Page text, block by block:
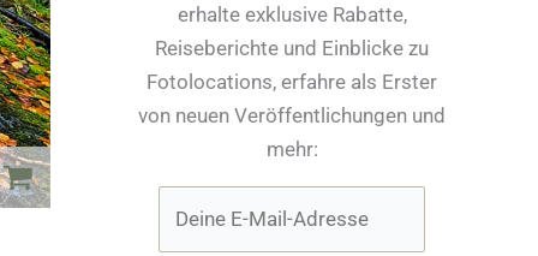
erhalte exklusive Rabatte,
Reiseberichte und Einblicke zu
Fotolocations, erfahre als Erster
von neuen Veröffentlichungen und
mehr: